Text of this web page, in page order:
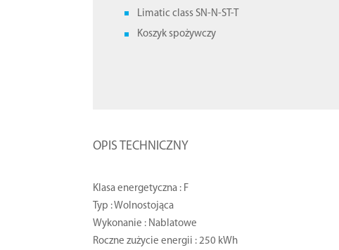
Limatic class SN-N-ST-T
Koszyk spożywczy
OPIS TECHNICZNY
Klasa energetyczna : F
Typ : Wolnostojąca
Wykonanie : Nablatowe
Roczne zużycie energii : 250 kWh